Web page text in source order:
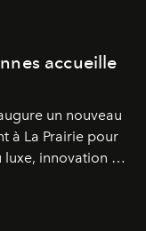
accueille
un nouveau
à La Prairie pour
innovation et